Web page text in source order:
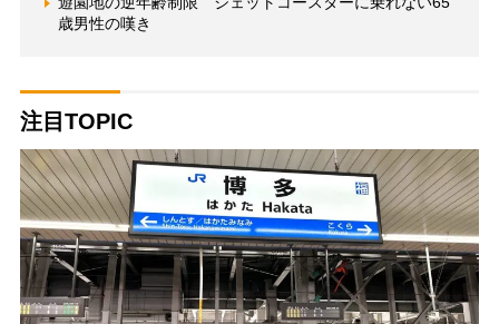
歳男性の嘆き
注目TOPIC